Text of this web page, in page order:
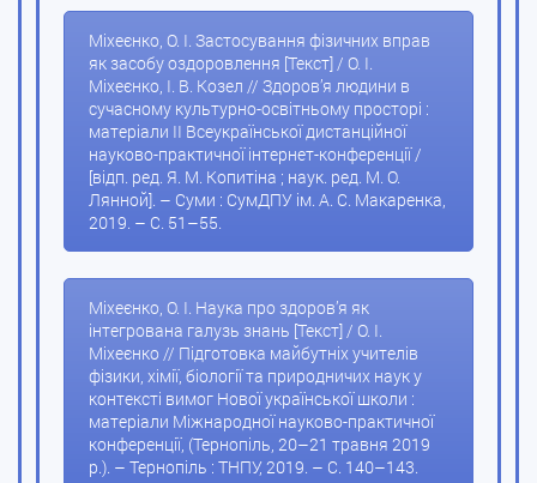
Міхеєнко, О. І. Застосування фізичних вправ
як засобу оздоровлення [Текст] / О. І.
Міхеєнко, І. В. Козел // Здоров’я людини в
сучасному культурно-освітньому просторі :
матеріали ІІ Всеукраїнської дистанційної
науково-практичної інтернет-конференції /
[відп. ред. Я. М. Копитіна ; наук. ред. М. О.
Лянной]. – Суми : СумДПУ ім. А. С. Макаренка,
2019. – С. 51–55.
Міхеєнко, О. І. Наука про здоров’я як
інтегрована галузь знань [Текст] / О. І.
Міхеєнко // Підготовка майбутніх учителів
фізики, хімії, біології та природничих наук у
контексті вимог Нової української школи :
матеріали Міжнародної науково-практичної
конференції, (Тернопіль, 20–21 травня 2019
р.). – Тернопіль : ТНПУ, 2019. – С. 140–143.